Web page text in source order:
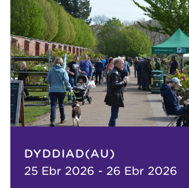
DYDDIAD(AU)
25 Ebr 2026 - 26 Ebr 2026